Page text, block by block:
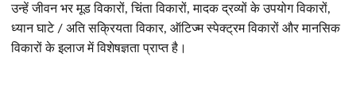
उन्हें जीवन भर मूड विकारों, चिंता विकारों, मादक द्रव्यों के उपयोग विकारों,
ध्यान घाटे / अति सक्रियता विकार, ऑटिज्म स्पेक्ट्रम विकारों और मानसिक
विकारों के इलाज में विशेषज्ञता प्राप्त है।